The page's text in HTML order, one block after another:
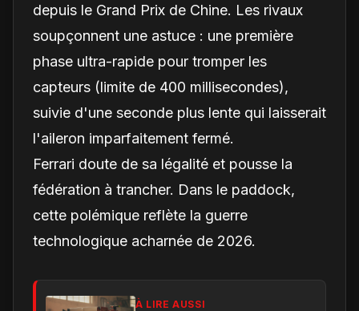
depuis le Grand Prix de Chine. Les rivaux
soupçonnent une astuce : une première
phase ultra-rapide pour tromper les
capteurs (limite de 400 millisecondes),
suivie d'une seconde plus lente qui laisserait
l'aileron imparfaitement fermé.
Ferrari doute de sa légalité et pousse la
fédération à trancher. Dans le paddock,
cette polémique reflète la guerre
technologique acharnée de 2026.
À LIRE AUSSI